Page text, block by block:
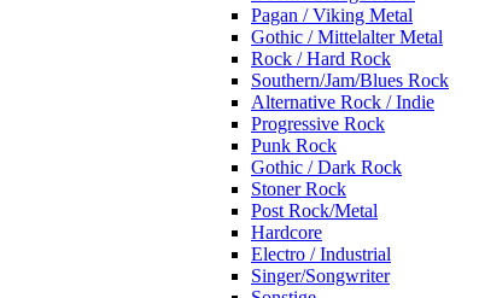
Pagan / Viking Metal
Gothic / Mittelalter Metal
Rock / Hard Rock
Southern/Jam/Blues Rock
Alternative Rock / Indie
Progressive Rock
Punk Rock
Gothic / Dark Rock
Stoner Rock
Post Rock/Metal
Hardcore
Electro / Industrial
Singer/Songwriter